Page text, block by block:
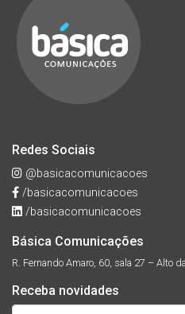
Redes Sociais
@basicacomunicacoes
/basicacomunicacoes
/basicacomunicacoes
Básica Comunicações
R. Fernando Amaro, 60, sala 27 – Alto
Receba novidades